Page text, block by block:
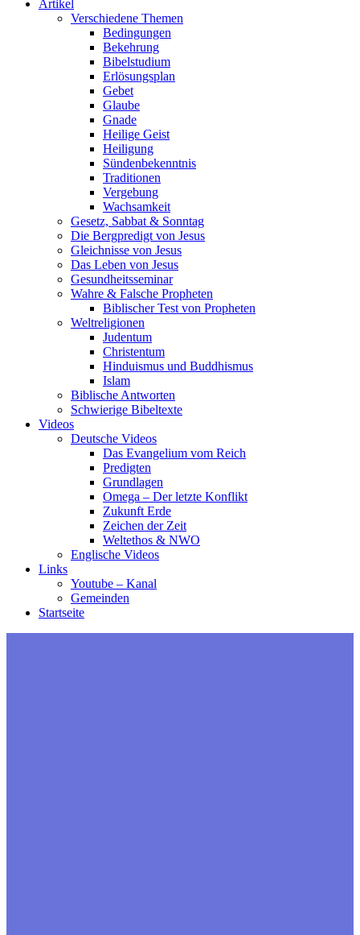
Artikel
Verschiedene Themen
Bedingungen
Bekehrung
Bibelstudium
Erlösungsplan
Gebet
Glaube
Gnade
Heilige Geist
Heiligung
Sündenbekenntnis
Traditionen
Vergebung
Wachsamkeit
Gesetz, Sabbat & Sonntag
Die Bergpredigt von Jesus
Gleichnisse von Jesus
Das Leben von Jesus
Gesundheitsseminar
Wahre & Falsche Propheten
Biblischer Test von Propheten
Weltreligionen
Judentum
Christentum
Hinduismus und Buddhismus
Islam
Biblische Antworten
Schwierige Bibeltexte
Videos
Deutsche Videos
Das Evangelium vom Reich
Predigten
Grundlagen
Omega – Der letzte Konflikt
Zukunft Erde
Zeichen der Zeit
Weltethos & NWO
Englische Videos
Links
Youtube – Kanal
Gemeinden
Startseite